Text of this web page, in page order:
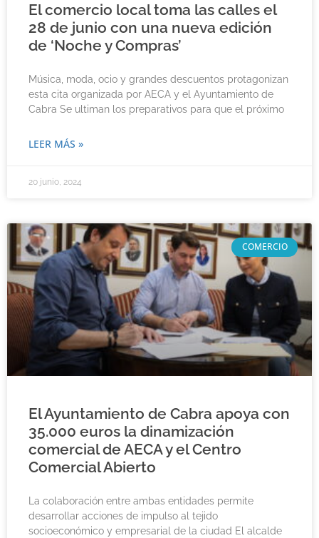
El comercio local toma las calles el
28 de junio con una nueva edición
de ‘Noche y Compras’
Música, moda, ocio y grandes descuentos protagonizan
esta cita organizada por AECA y el Ayuntamiento de
Cabra Se ultiman los preparativos para que el próximo
LEER MÁS »
20 junio, 2024
COMERCIO
El Ayuntamiento de Cabra apoya con
35.000 euros la dinamización
comercial de AECA y el Centro
Comercial Abierto
La colaboración entre ambas entidades permite
desarrollar acciones de impulso al tejido
socioeconómico y empresarial de la ciudad El alcalde